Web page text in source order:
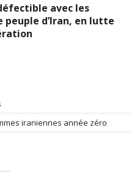
avec les
d’Iran, en lutte
iraniennes année zéro